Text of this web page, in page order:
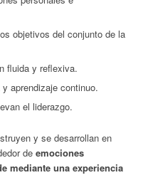
objetivos del conjunto de la
fluida y reflexiva.
aprendizaje continuo.
el liderazgo.
y se desarrollan en
de emociones
mediante una experiencia